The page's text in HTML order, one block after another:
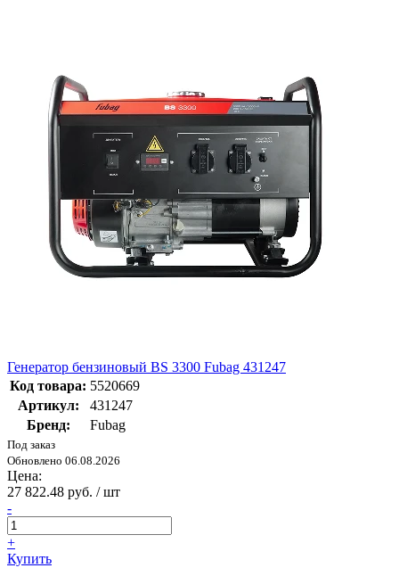
Генератор бензиновый BS 3300 Fubag 431247
Код товара: 5520669
Артикул:
431247
Бренд:
Fubag
Под заказ
Обновлено 06.08.2026
Цена:
27 822.48 руб. / шт
-
+
Купить